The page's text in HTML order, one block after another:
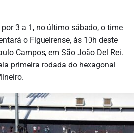
3 a 1, no último sábado, o time
o Figueirense, às 10h deste
Campos, em São João Del Rei.
primeira rodada do hexagonal